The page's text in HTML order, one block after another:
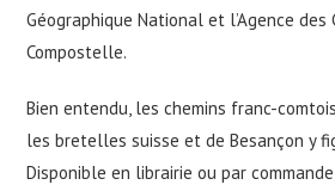
Géographique National et l’Agence des
Compostelle.
Bien entendu, les chemins franc-
les bretelles suisse et de Besançon y
Disponible en librairie ou par